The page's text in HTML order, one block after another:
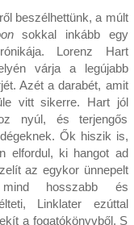
beszélhettünk, a múlt
sokkal inkább egy
Lorenz Hart
várja a legújabb
Azét a darabét, amit
vitt sikerre. Hart jól
nyúl, és terjengős
Ők hiszik is,
elfordul, ki hangot ad
az egykor ünnepelt
hosszabb és
Linklater ezúttal
a fogatókönyvből. S